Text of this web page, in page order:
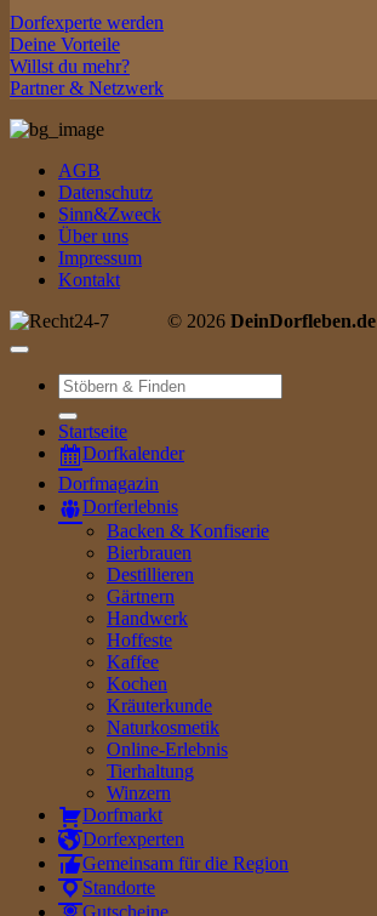
Dorfexperte werden
Deine Vorteile
Willst du mehr?
Partner & Netzwerk
AGB
Datenschutz
Sinn&Zweck
Über uns
Impressum
Kontakt
© 2026 DeinDorfleben.de
Suche
nach:
Startseite
Dorfkalender
Dorfmagazin
Dorferlebnis
Backen & Konfiserie
Bierbrauen
Destillieren
Gärtnern
Handwerk
Hoffeste
Kaffee
Kochen
Kräuterkunde
Naturkosmetik
Online-Erlebnis
Tierhaltung
Winzern
Dorfmarkt
Dorfexperten
Gemeinsam für die Region
Standorte
Gutscheine